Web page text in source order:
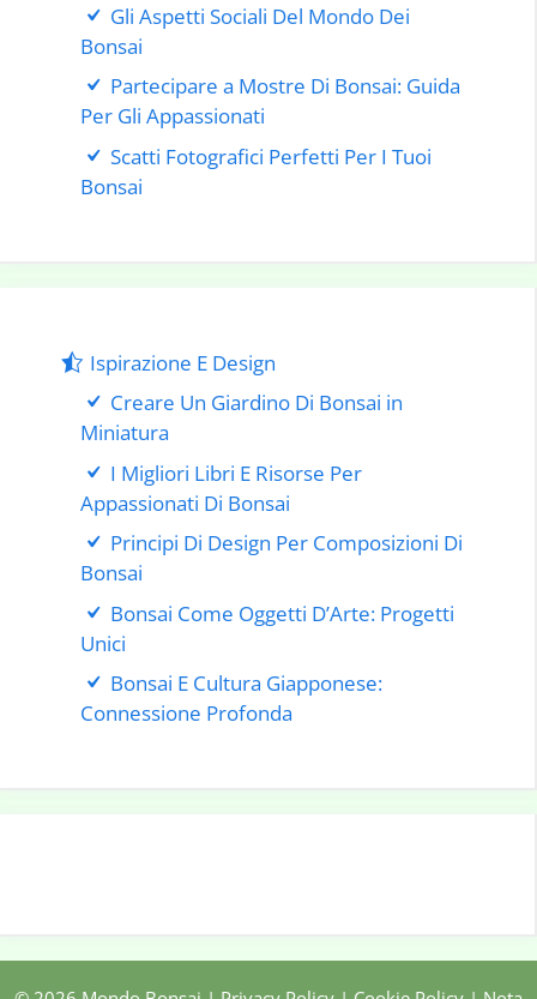
Gli Aspetti Sociali Del Mondo Dei
Bonsai
Partecipare a Mostre Di Bonsai: Guida
Per Gli Appassionati
Scatti Fotografici Perfetti Per I Tuoi
Bonsai
Ispirazione E Design
Creare Un Giardino Di Bonsai in
Miniatura
I Migliori Libri E Risorse Per
Appassionati Di Bonsai
Principi Di Design Per Composizioni Di
Bonsai
Bonsai Come Oggetti D’Arte: Progetti
Unici
Bonsai E Cultura Giapponese:
Connessione Profonda